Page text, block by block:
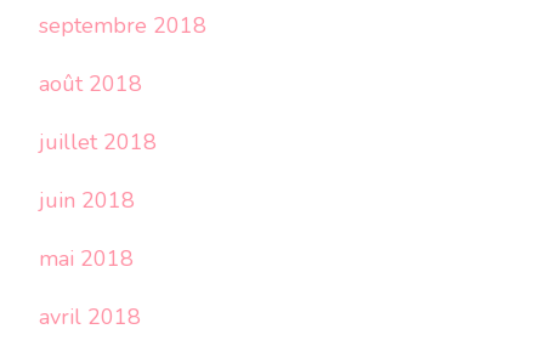
septembre 2018
août 2018
juillet 2018
juin 2018
mai 2018
avril 2018